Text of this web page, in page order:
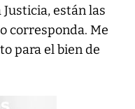
están las
corresponda. Me
para el bien de